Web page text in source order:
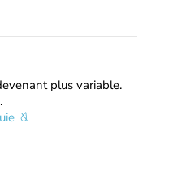
plus variable.